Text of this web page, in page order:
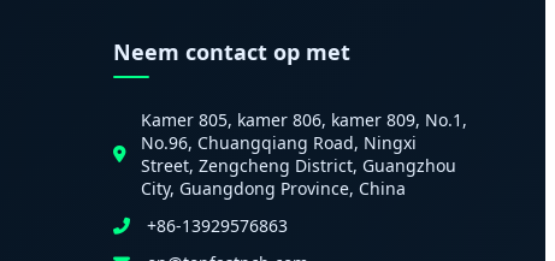
Neem contact op met
Kamer 805, kamer 806, kamer 809, No.1,
No.96, Chuangqiang Road, Ningxi
Street, Zengcheng District, Guangzhou
City, Guangdong Province, China
+86-13929576863